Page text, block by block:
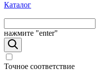
Каталог
нажмите "enter"
Точное соответствие